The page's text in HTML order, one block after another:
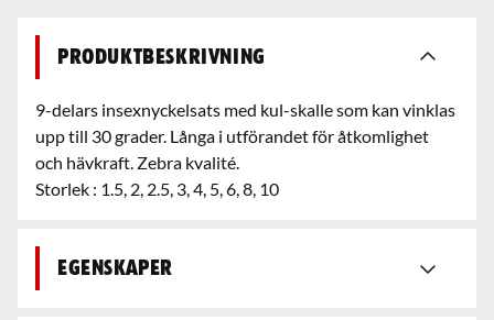
Produktbeskrivning
9-delars insexnyckelsats med kul-skalle som kan vinklas
upp till 30 grader. Långa i utförandet för åtkomlighet
och hävkraft. Zebra kvalité.
Storlek : 1.5, 2, 2.5, 3, 4, 5, 6, 8, 10
Egenskaper